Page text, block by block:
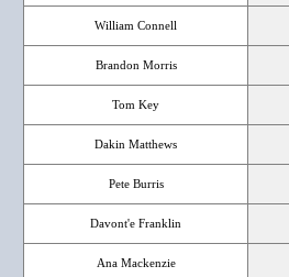
William Connell
Brandon Morris
Tom Key
Dakin Matthews
Pete Burris
Davont'e Franklin
Ana Mackenzie